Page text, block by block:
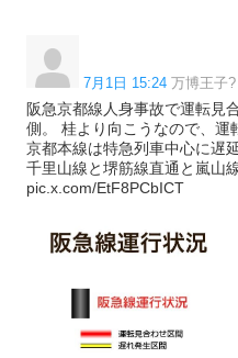
7月1日 15:24 万博王子
阪急京都線人身事故で運転見
側。 桂より向こうなので、運
京都本線は特急列車中心に遅
千里山線と堺筋線直通と嵐山
pic.x.com/EtF8PCbICT